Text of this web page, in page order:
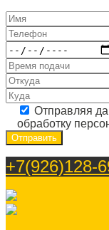
Отправляя
обработку
+7(926)128-